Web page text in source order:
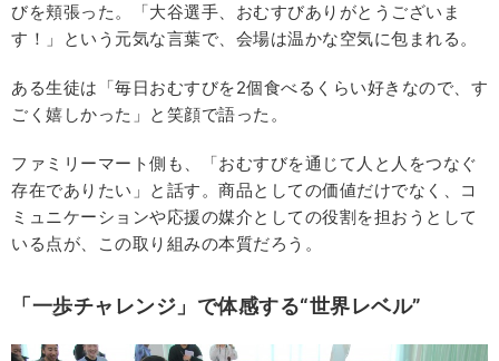
びを頬張った。「大谷選手、おむすびありがとうございま
す！」という元気な言葉で、会場は温かな空気に包まれる。
ある生徒は「毎日おむすびを2個食べるくらい好きなので、す
ごく嬉しかった」と笑顔で語った。
ファミリーマート側も、「おむすびを通じて人と人をつなぐ
存在でありたい」と話す。商品としての価値だけでなく、コ
ミュニケーションや応援の媒介としての役割を担おうとして
いる点が、この取り組みの本質だろう。
「一歩チャレンジ」で体感する“世界レベル”